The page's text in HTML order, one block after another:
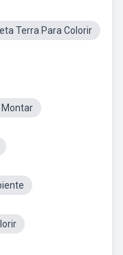
Terra Para Colorir
Montar